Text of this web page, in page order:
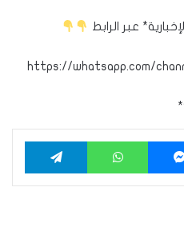
عبر الرابط
https://whatsapp.com/
ماسنجر واتساب